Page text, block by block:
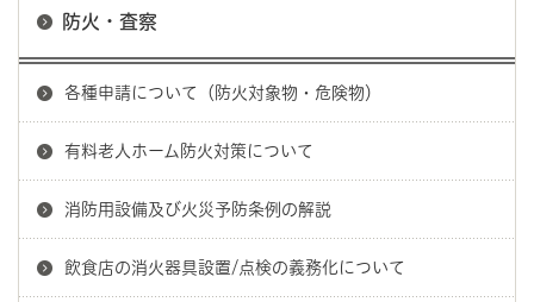
防火・査察
各種申請について（防火対象物・危険物）
有料老人ホーム防火対策について
消防用設備及び火災予防条例の解説
飲食店の消火器具設置/点検の義務化について